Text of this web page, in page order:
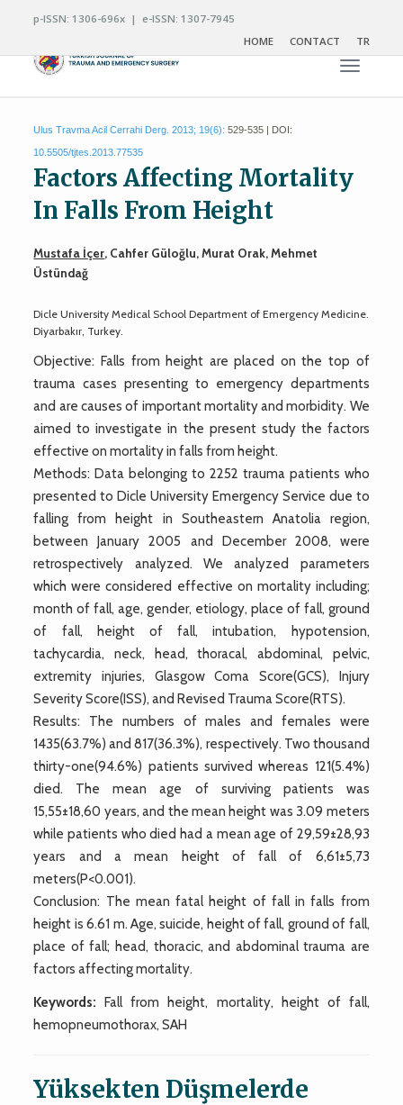
p-ISSN: 1306-696x | e-ISSN: 1307-7945
HOME
CONTACT TR
Toggle
Ulus Travma Acil Cerrahi Derg. 2013; 19(6): 529-535 | DOI:
10.5505/tjtes.2013.77535
Factors Affecting Mortality
In Falls From Height
Mustafa İçer, Cahfer Güloğlu, Murat Orak, Mehmet
Üstündağ
Dicle University Medical School Department of Emergency Medicine.
Diyarbakır, Turkey.
Objective: Falls from height are placed on the top of
trauma cases presenting to emergency departments
and are causes of important mortality and morbidity. We
aimed to investigate in the present study the factors
effective on mortality in falls from height.
Methods: Data belonging to 2252 trauma patients who
presented to Dicle University Emergency Service due to
falling from height in Southeastern Anatolia region,
between January 2005 and December 2008, were
retrospectively analyzed. We analyzed parameters
which were considered effective on mortality including;
month of fall, age, gender, etiology, place of fall, ground
of fall, height of fall, intubation, hypotension,
tachycardia, neck, head, thoracal, abdominal, pelvic,
extremity injuries, Glasgow Coma Score(GCS), Injury
Severity Score(ISS), and Revised Trauma Score(RTS).
Results: The numbers of males and females were
1435(63.7%) and 817(36.3%), respectively. Two thousand
thirty-one(94.6%) patients survived whereas 121(5.4%)
died. The mean age of surviving patients was
15,55±18,60 years, and the mean height was 3.09 meters
while patients who died had a mean age of 29,59±28,93
years and a mean height of fall of 6,61±5,73
meters(P<0.001).
Conclusion: The mean fatal height of fall in falls from
height is 6.61 m. Age, suicide, height of fall, ground of fall,
place of fall; head, thoracic, and abdominal trauma are
factors affecting mortality.
Keywords: Fall from height, mortality, height of fall,
hemopneumothorax, SAH
Yüksekten Düşmelerde